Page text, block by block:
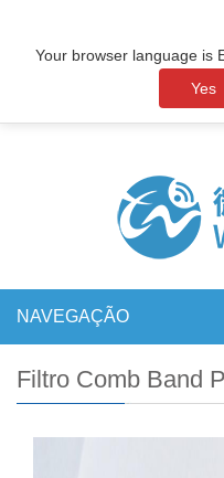
NAVEGAÇÃO
Filtro Comb Band
Your browser language is
Yes